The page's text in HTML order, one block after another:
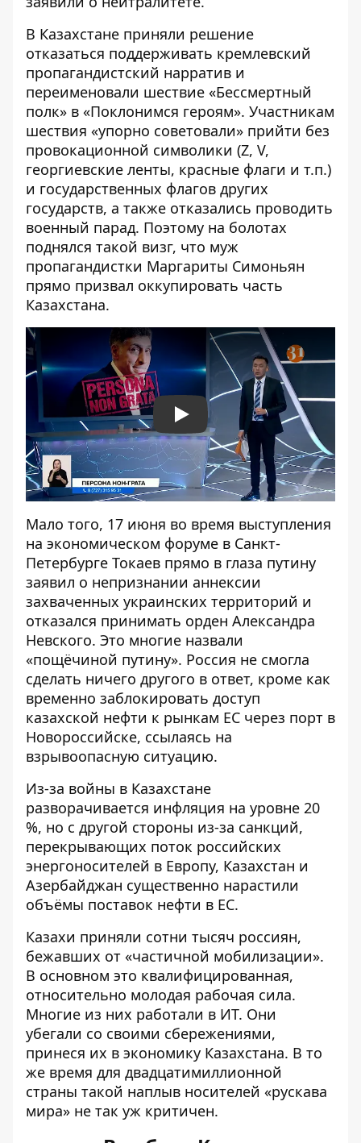
В Казахстане приняли решение
отказаться поддерживать кремлевский
пропагандистский нарратив и
переименовали шествие «Бессмертный
полк» в «Поклонимся героям». Участникам
шествия «упорно советовали» прийти без
провокационной символики (Z, V,
георгиевские ленты, красные флаги и т.п.)
и государственных флагов других
государств, а также отказались проводить
военный парад. Поэтому на болотах
поднялся такой визг, что муж
пропагандистки Маргариты Симоньян
прямо призвал оккупировать часть
Казахстана.
Play
Мало того, 17 июня во время выступления
на экономическом форуме в Санкт-
Петербурге Токаев прямо в глаза путину
заявил о непризнании аннексии
захваченных украинских территорий и
отказался принимать орден Александра
Невского. Это многие назвали
«пощёчиной путину». Россия не смогла
сделать ничего другого в ответ, кроме как
временно заблокировать доступ
казахской нефти к рынкам ЕС через порт в
Новороссийске, ссылаясь на
взрывоопасную ситуацию.
Из-за войны в Казахстане
разворачивается инфляция на уровне 20
%, но с другой стороны из-за санкций,
перекрывающих поток российских
энергоносителей в Европу, Казахстан и
Азербайджан существенно нарастили
объёмы поставок нефти в ЕС.
Казахи приняли сотни тысяч россиян,
бежавших от «частичной мобилизации».
В основном это квалифицированная,
относительно молодая рабочая сила.
Многие из них работали в ИТ. Они
убегали со своими сбережениями,
принеся их в экономику Казахстана. В то
же время для двадцатимиллионной
страны такой наплыв носителей «рускава
мира» не так уж критичен.